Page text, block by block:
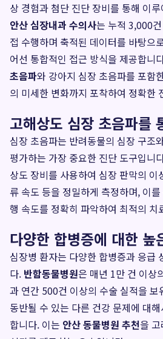
상 경험과 첨단 진단 장비를 통해 이
안산 심장내과 수의사는 누적 3,000
접 수행하며 축적된 데이터를 바탕으
어선 통합적인 접근 방식을 제공합니
초음파와 강아지 심장 초음파를 포함
의 미세한 변화까지 포착하여 정확한
고해상도 심장 초음파를
심장 초음파는 반려동물의 심장 구조
평가하는 가장 중요한 진단 도구입니
상도 장비를 사용하여 심장 판막의 이
류 속도 등을 정밀하게 측정하며, 이
행 속도를 정확히 파악하여 최적의 치
다양한 합병증에 대한 높
심장병 환자는 다양한 합병증과 응급
다. 반함동물병원은 매년 1만 건 이상
과 연간 500건 이상의 수술 실적을
동반될 수 있는 다른 건강 문제에 대
합니다. 이는 안산 동물병원 추천을